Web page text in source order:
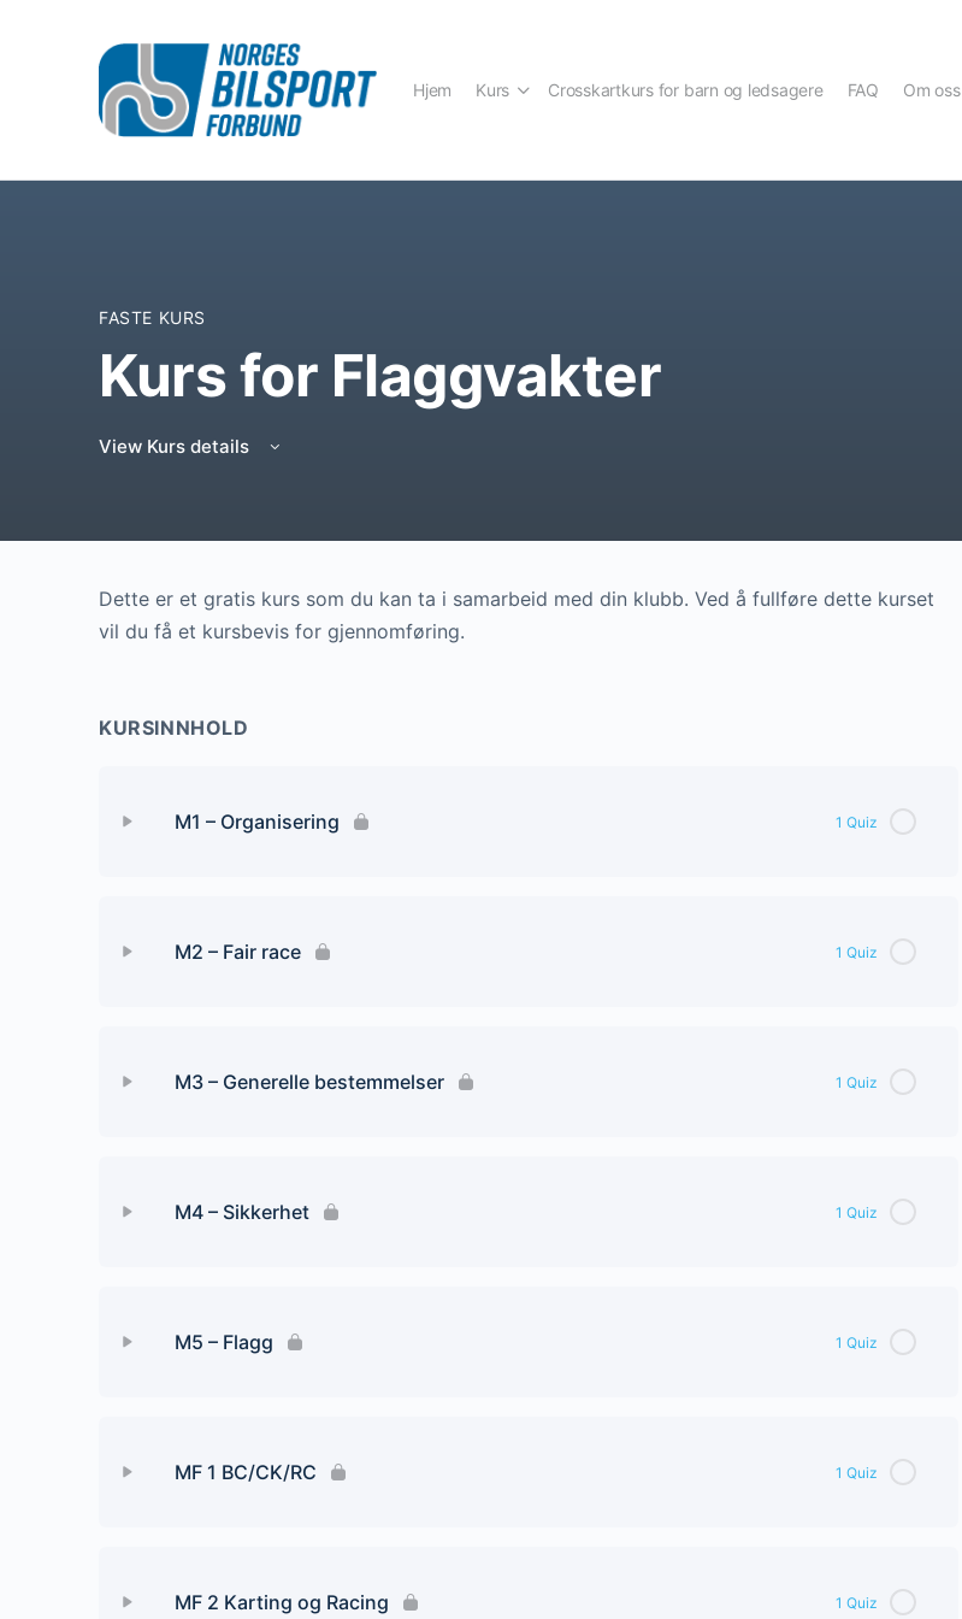
Hjem Kurs Crosskartkurs for barn og ledsagere FAQ Om oss
FASTE KURS
Kurs for Flaggvakter
View Kurs details
Dette er et gratis kurs som du kan ta i samarbeid med din klubb. Ved å fullføre dette kurset
vil du få et kursbevis for gjennomføring.
KURSINNHOLD
M1 – Organisering 1 Quiz
M2 – Fair race 1 Quiz
M3 – Generelle bestemmelser 1 Quiz
M4 – Sikkerhet 1 Quiz
M5 – Flagg 1 Quiz
MF 1 BC/CK/RC 1 Quiz
MF 2 Karting og Racing 1 Quiz